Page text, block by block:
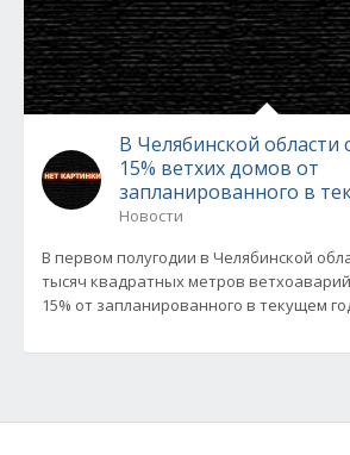
В Челябинской области
15% ветхих домов от
запланированного в
Новости
В первом полугодии в Челябинской
тысяч квадратных метров
15% от запланированного в текущем